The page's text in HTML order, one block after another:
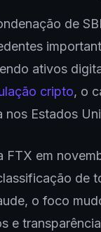
de
ativos
cripto, o
nos Estados
FTX em
de
o foco
e